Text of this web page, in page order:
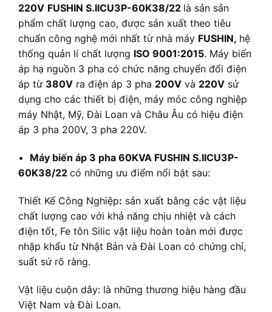
220V FUSHIN S.IICU3P-60K38/22 là sản sản
phẩm chất lượng cao, được sản xuất theo tiêu
chuẩn công nghệ mới nhất từ nhà máy FUSHIN, hệ
thống quản lí chất lượng ISO 9001:2015. Máy biến
áp hạ nguồn 3 pha có chức năng chuyển đổi điện
áp từ 380V ra điện áp 3 pha 200V và 220V sử
dụng cho các thiết bị điện, máy móc công nghiệp
máy Nhật, Mỹ, Đài Loan và Châu Âu có hiệu điện
áp 3 pha 200V, 3 pha 220V.
• Máy biến áp 3 pha 60KVA FUSHIN S.IICU3P-
60K38/22 có những ưu điểm nổi bật sau:
Thiết Kế Công Nghiệp: sản xuất bằng các vật liệu
chất lượng cao với khả năng chịu nhiệt và cách
điện tốt, Fe tôn Silic vật liệu hoàn toàn mới được
nhập khẩu từ Nhật Bản và Đài Loan có chứng chỉ,
suất sứ rõ ràng.
Vật liệu cuộn dây: là những thương hiệu hàng đầu
Việt Nam và Đài Loan.